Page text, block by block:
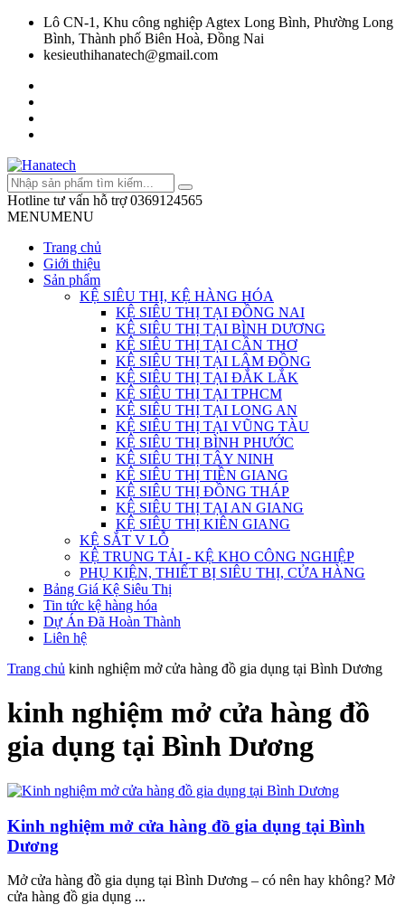
Lô CN-1, Khu công nghiệp Agtex Long Bình, Phường Long
Bình, Thành phố Biên Hoà, Đồng Nai
kesieuthihanatech@gmail.com
Hotline tư vấn hỗ trợ 0369124565
MENUMENU
Trang chủ
Giới thiệu
Sản phẩm
KỆ SIÊU THỊ, KỆ HÀNG HÓA
KỆ SIÊU THỊ TẠI ĐỒNG NAI
KỆ SIÊU THỊ TẠI BÌNH DƯƠNG
KỆ SIÊU THỊ TẠI CẦN THƠ
KỆ SIÊU THỊ TẠI LÂM ĐỒNG
KỆ SIÊU THỊ TẠI ĐẮK LẮK
KỆ SIÊU THỊ TẠI TPHCM
KỆ SIÊU THỊ TẠI LONG AN
KỆ SIÊU THỊ TẠI VŨNG TÀU
KỆ SIÊU THỊ BÌNH PHƯỚC
KỆ SIÊU THỊ TÂY NINH
KỆ SIÊU THỊ TIỀN GIANG
KỆ SIÊU THỊ ĐỒNG THÁP
KỆ SIÊU THỊ TẠI AN GIANG
KỆ SIÊU THỊ KIÊN GIANG
KỆ SẮT V LỖ
KỆ TRUNG TẢI - KỆ KHO CÔNG NGHIỆP
PHỤ KIỆN, THIẾT BỊ SIÊU THỊ, CỬA HÀNG
Bảng Giá Kệ Siêu Thị
Tin tức kệ hàng hóa
Dự Án Đã Hoàn Thành
Liên hệ
Trang chủ kinh nghiệm mở cửa hàng đồ gia dụng tại Bình Dương
kinh nghiệm mở cửa hàng đồ
gia dụng tại Bình Dương
Kinh nghiệm mở cửa hàng đồ gia dụng tại Bình
Dương
Mở cửa hàng đồ gia dụng tại Bình Dương – có nên hay không? Mở
cửa hàng đồ gia dụng ...